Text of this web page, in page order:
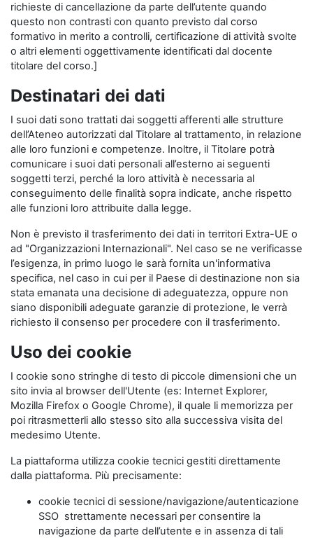
richieste di cancellazione da parte dell’utente quando
questo non contrasti con quanto previsto dal corso
formativo in merito a controlli, certificazione di attività svolte
o altri elementi oggettivamente identificati dal docente
titolare del corso.]
Destinatari dei dati
I suoi dati sono trattati dai soggetti afferenti alle strutture
dell’Ateneo autorizzati dal Titolare al trattamento, in relazione
alle loro funzioni e competenze. Inoltre, il Titolare potrà
comunicare i suoi dati personali all’esterno ai seguenti
soggetti terzi, perché la loro attività è necessaria al
conseguimento delle finalità sopra indicate, anche rispetto
alle funzioni loro attribuite dalla legge.
Non è previsto il trasferimento dei dati in territori Extra-UE o
ad "Organizzazioni Internazionali". Nel caso se ne verificasse
l’esigenza, in primo luogo le sarà fornita un'informativa
specifica, nel caso in cui per il Paese di destinazione non sia
stata emanata una decisione di adeguatezza, oppure non
siano disponibili adeguate garanzie di protezione, le verrà
richiesto il consenso per procedere con il trasferimento.
Uso dei cookie
I cookie sono stringhe di testo di piccole dimensioni che un
sito invia al browser dell'Utente (es: Internet Explorer,
Mozilla Firefox o Google Chrome), il quale li memorizza per
poi ritrasmetterli allo stesso sito alla successiva visita del
medesimo Utente.
La piattaforma utilizza cookie tecnici gestiti direttamente
dalla piattaforma. Più precisamente:
cookie tecnici di sessione/navigazione/autenticazione
SSO strettamente necessari per consentire la
navigazione da parte dell’utente e in assenza di tali